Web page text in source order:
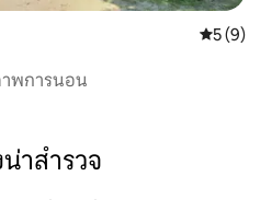
คะแนนเฉ
5 (9)
พการนอน
าสำรวจ